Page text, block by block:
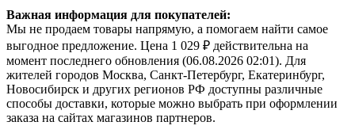
Важная информация для покупателей:
Мы не продаем товары напрямую, а помогаем найти самое
выгодное предложение. Цена 1 029 ₽ действительна на
момент последнего обновления (06.08.2026 02:01). Для
жителей городов Москва, Санкт-Петербург, Екатеринбург,
Новосибирск и других регионов РФ доступны различные
способы доставки, которые можно выбрать при оформлении
заказа на сайтах магазинов партнеров.